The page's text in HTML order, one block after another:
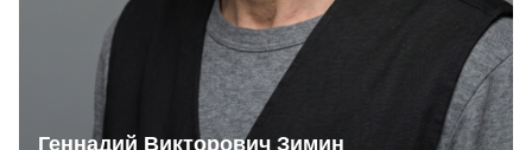
Геннадий Викторович Зимин